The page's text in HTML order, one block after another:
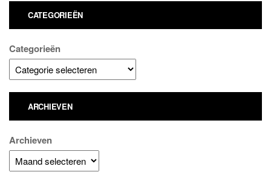
CATEGORIEËN
Categorieën
ARCHIEVEN
Archieven